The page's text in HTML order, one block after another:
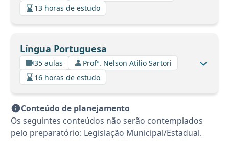
13 horas de estudo
Língua Portuguesa
35 aulas
Profº. Nelson Atilio Sartori
16 horas de estudo
Conteúdo de planejamento
Os seguintes conteúdos não serão contemplados
pelo preparatório: Legislação Municipal/Estadual.